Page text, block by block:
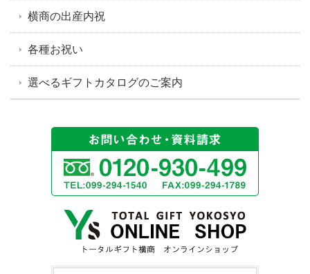
横商の出産内祝
各種お祝い
選べるギフトカタログのご案内